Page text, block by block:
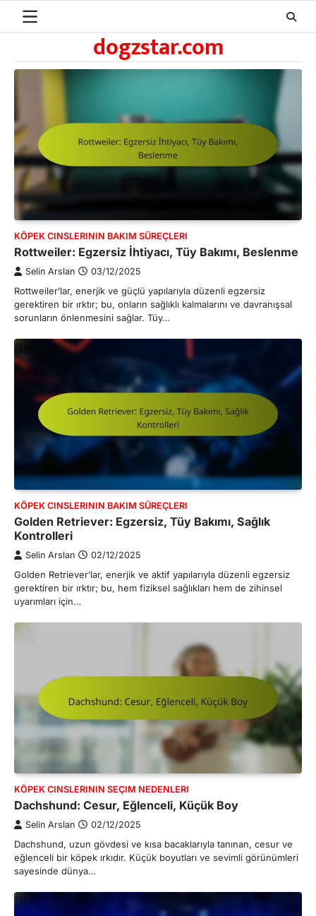
dogzstar.com
KÖPEK CINSLERININ BAKIM SÜREÇLERI
Rottweiler: Egzersiz İhtiyacı, Tüy Bakımı, Beslenme
Selin Arslan 03/12/2025
Rottweiler’lar, enerjik ve güçlü yapılarıyla düzenli egzersiz
gerektiren bir ırktır; bu, onların sağlıklı kalmalarını ve davranışsal
sorunların önlenmesini sağlar. Tüy…
KÖPEK CINSLERININ BAKIM SÜREÇLERI
Golden Retriever: Egzersiz, Tüy Bakımı, Sağlık
Kontrolleri
Selin Arslan 02/12/2025
Golden Retriever’lar, enerjik ve aktif yapılarıyla düzenli egzersiz
gerektiren bir ırktır; bu, hem fiziksel sağlıkları hem de zihinsel
uyarımları için…
KÖPEK CINSLERININ SEÇIM NEDENLERI
Dachshund: Cesur, Eğlenceli, Küçük Boy
Selin Arslan 02/12/2025
Dachshund, uzun gövdesi ve kısa bacaklarıyla tanınan, cesur ve
eğlenceli bir köpek ırkıdır. Küçük boyutları ve sevimli görünümleri
sayesinde dünya…